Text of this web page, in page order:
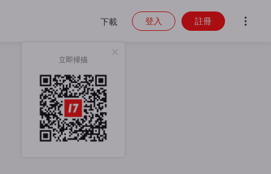
下載
立即掃描
登入 註冊